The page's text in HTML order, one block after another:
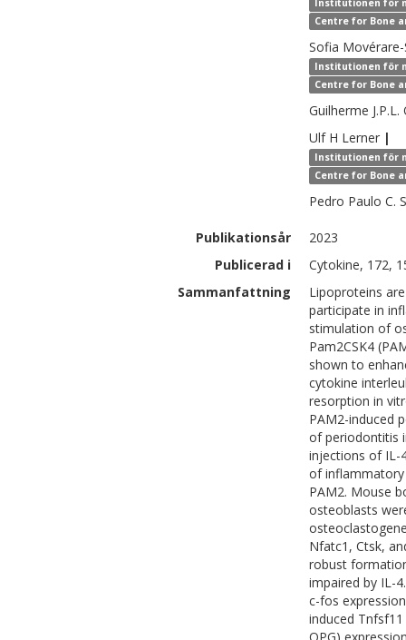
Institutionen för
Centre for Bone
Sofia
Institutionen för
Centre for Bone
Guilherme J.P.L.
Ulf H Lerner |
Institutionen för
Centre for Bone
Pedro Paulo C.
Publikationsår
2023
Publicerad i
Cytokine, 172,
Sammanfattning
Lipoproteins
participate in
stimulation of
Pam2CSK4
shown to
cytokine
resorption in
PAM2-induced
of periodontitis
injections of IL-
of
PAM2. Mouse
osteoblasts
Nfatc1, Ctsk,
robust
impaired by IL-
c-fos
induced